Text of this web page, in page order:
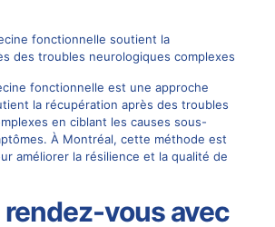
fonctionnelle soutient la
des troubles neurologiques complexes
fonctionnelle est une approche
la récupération après des troubles
en ciblant les causes sous-
À Montréal, cette méthode est
améliorer la résilience et la qualité de
rendez-vous avec